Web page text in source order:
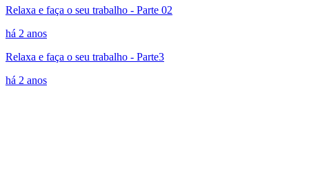
Relaxa e faça o seu trabalho - Parte 02
há 2 anos
Relaxa e faça o seu trabalho - Parte3
há 2 anos